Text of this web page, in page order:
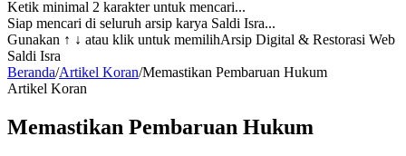
Ketik minimal 2 karakter untuk mencari...
Siap mencari di seluruh arsip karya Saldi Isra...
Gunakan ↑ ↓ atau klik untuk memilihArsip Digital & Restorasi Web
Saldi Isra
Beranda/Artikel Koran/Memastikan Pembaruan Hukum
Artikel Koran
Memastikan Pembaruan Hukum